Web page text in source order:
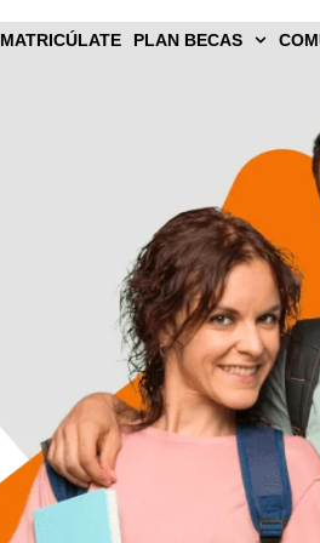
MATRICÚLATE​ PLAN BECAS